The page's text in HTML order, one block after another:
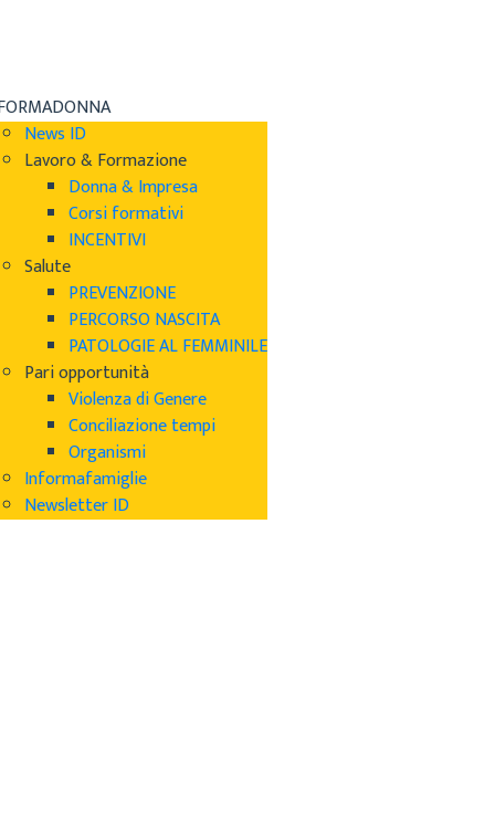
News ID
Lavoro & Formazione
Donna & Impresa
Corsi formativi
INCENTIVI
Salute
PREVENZIONE
PERCORSO NASCITA
PATOLOGIE AL FEMMINILE
Pari opportunità
Violenza di Genere
Conciliazione tempi
Organismi
Informafamiglie
Newsletter ID